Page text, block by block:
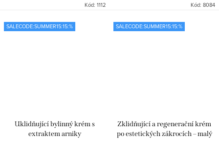
Kód: 1112 Kód: 8084
SALECODE:SUMMER15:15:%
Uklidňující bylinný krém s
extraktem arniky
SALECODE:SUMMER15:15:%
Zklidňující a regenerační krém
po estetických zákrocích – malý